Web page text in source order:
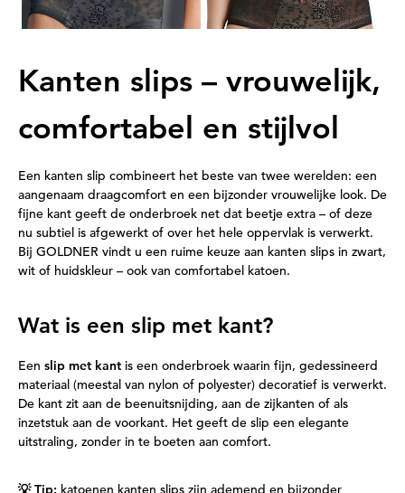
Kanten slips – vrouwelijk,
comfortabel en stijlvol
Een kanten slip combineert het beste van twee werelden: een
aangenaam draagcomfort en een bijzonder vrouwelijke look. De
fijne kant geeft de onderbroek net dat beetje extra – of deze
nu subtiel is afgewerkt of over het hele oppervlak is verwerkt.
Bij GOLDNER vindt u een ruime keuze aan kanten slips in zwart,
wit of huidskleur – ook van comfortabel katoen.
Wat is een slip met kant?
Een slip met kant is een onderbroek waarin fijn, gedessineerd
materiaal (meestal van nylon of polyester) decoratief is verwerkt.
De kant zit aan de beenuitsnijding, aan de zijkanten of als
inzetstuk aan de voorkant. Het geeft de slip een elegante
uitstraling, zonder in te boeten aan comfort.
💡 Tip: katoenen kanten slips zijn ademend en bijzonder